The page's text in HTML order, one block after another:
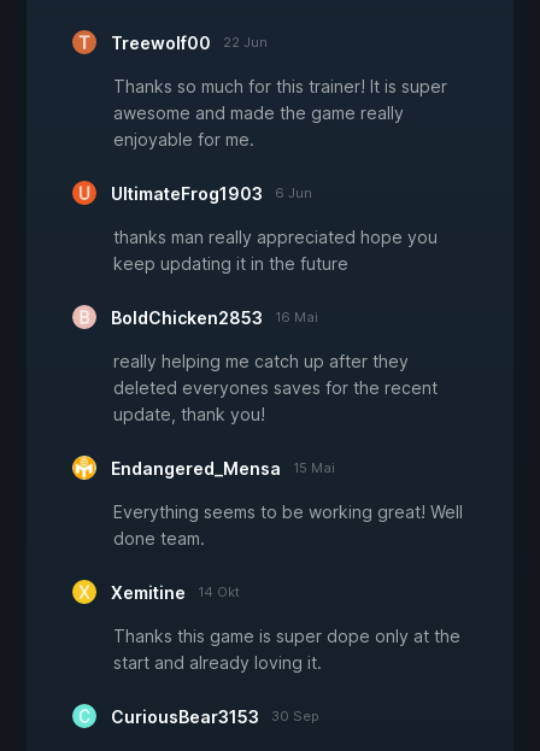
Treewolf00 22 Jun
Thanks so much for this trainer! It is super
awesome and made the game really
enjoyable for me.
UltimateFrog1903 6 Jun
thanks man really appreciated hope you
keep updating it in the future
BoldChicken2853 16 Mai
really helping me catch up after they
deleted everyones saves for the recent
update, thank you!
Endangered_Mensa 15 Mai
Everything seems to be working great! Well
done team.
Xemitine 14 Okt
Thanks this game is super dope only at the
start and already loving it.
CuriousBear3153 30 Sep